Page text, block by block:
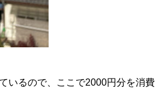
いるので、ここで2000円分を消費